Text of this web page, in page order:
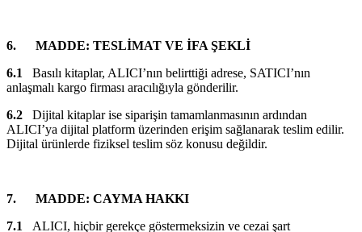
6.
MADDE: TESLİMAT VE İFA ŞEKLİ
6.1
Basılı kitaplar, ALICI’nın belirttiği adrese, SATICI’nın
anlaşmalı kargo firması aracılığıyla gönderilir.
6.2
Dijital kitaplar ise siparişin tamamlanmasının ardından
ALICI’ya dijital platform üzerinden erişim sağlanarak teslim edilir.
Dijital ürünlerde fiziksel teslim söz konusu değildir.
7.
MADDE: CAYMA HAKKI
7.1
ALICI, hiçbir gerekçe göstermeksizin ve cezai şart